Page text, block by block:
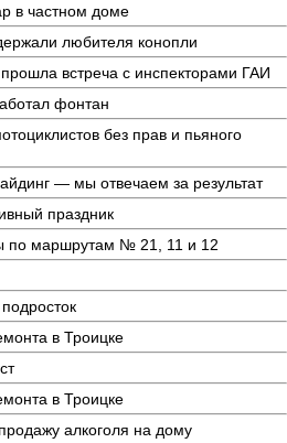
в частном доме
любителя конопли
встреча с инспекторами ГАИ
фонтан
без прав и пьяного
— мы отвечаем за результат
праздник
по маршрутам № 21, 11 и 12
в Троицке
в Троицке
алкоголя на дому